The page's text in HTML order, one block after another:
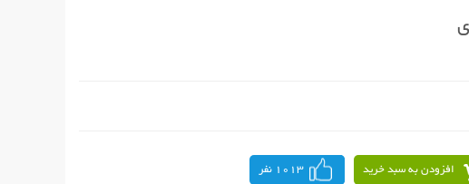
افزودن به سبد خرید 1013 نفر